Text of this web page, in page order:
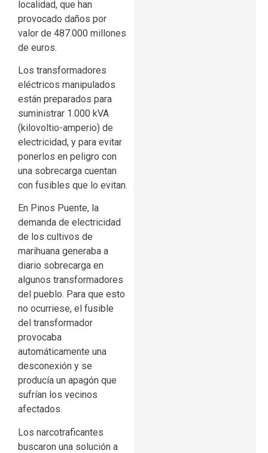
localidad, que han
provocado daños por
valor de 487.000 millones
de euros.
Los transformadores
eléctricos manipulados
están preparados para
suministrar 1.000 kVA
(kilovoltio-amperio) de
electricidad, y para evitar
ponerlos en peligro con
una sobrecarga cuentan
con fusibles que lo evitan.
En Pinos Puente, la
demanda de electricidad
de los cultivos de
marihuana generaba a
diario sobrecarga en
algunos transformadores
del pueblo. Para que esto
no ocurriese, el fusible
del transformador
provocaba
automáticamente una
desconexión y se
producía un apagón que
sufrían los vecinos
afectados.
Los narcotraficantes
buscaron una solución a